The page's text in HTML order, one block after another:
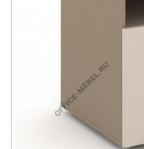
Заказать обратный звонок